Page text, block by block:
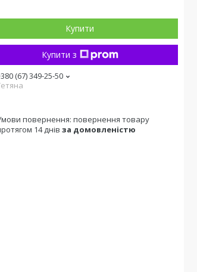
Купити
Купити з
(67) 349-25-50
повернення товару
14 днів за домовленістю